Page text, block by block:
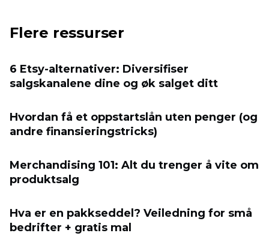
Flere ressurser
6 Etsy-alternativer: Diversifiser
salgskanalene dine og øk salget ditt
Hvordan få et oppstartslån uten penger (og
andre finansieringstricks)
Merchandising 101: Alt du trenger å vite om
produktsalg
Hva er en pakkseddel? Veiledning for små
bedrifter + gratis mal